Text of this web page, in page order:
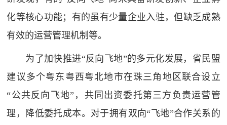
化等核心功能；有的虽有少量企业入驻，但缺乏成熟
有效的运营管理机制等。
为了加快推进“反向飞地”的多元化发展，省民盟
建议多个粤东粤西粤北地市在珠三角地区联合设立
“公共反向飞地”，共同出资委托第三方负责运营管
理，降低委托成本。对于拥有双向“飞地”合作关系的